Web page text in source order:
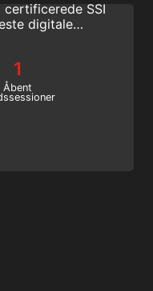
SSI
digitale
1
Åbent